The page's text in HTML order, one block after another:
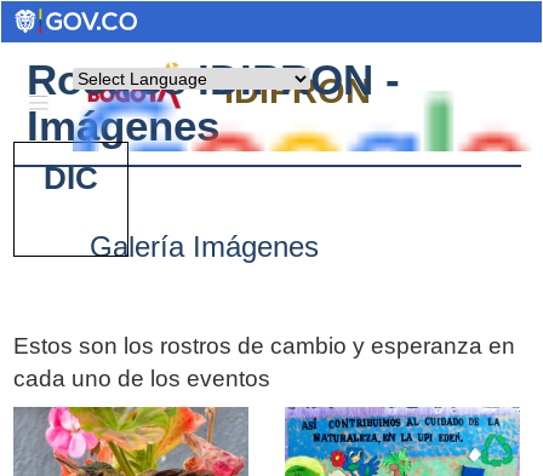
Powered by
IDIPRON
Rostros IDIPRON -
Imágenes
Galería Imágenes
Estos son los rostros de cambio y esperanza en
cada uno de los eventos
DIC